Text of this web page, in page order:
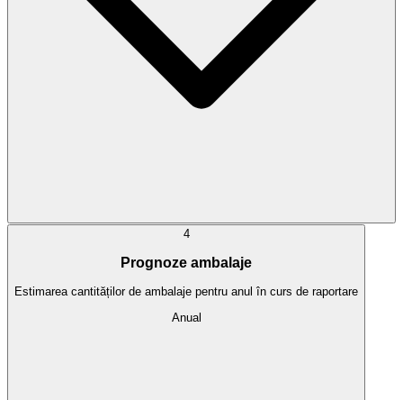
4
Prognoze ambalaje
Estimarea cantităților de ambalaje pentru anul în curs de raportare
Anual